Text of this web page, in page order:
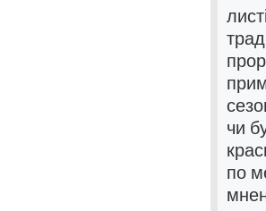
чи
по